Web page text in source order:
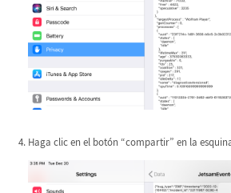
Haga clic en el botón “compartir” en la